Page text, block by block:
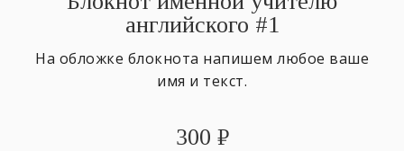
английского #1
На обложке блокнота напишем любое ваше
имя и текст.
300 ₽